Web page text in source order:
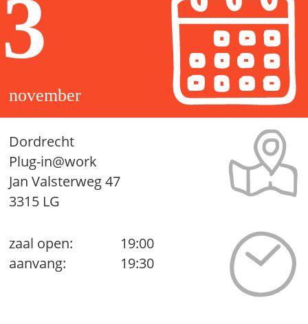
3
november
Dordrecht
Plug-in@work
Jan Valsterweg 47
3315 LG
zaal open:
19:00
aanvang:
19:30